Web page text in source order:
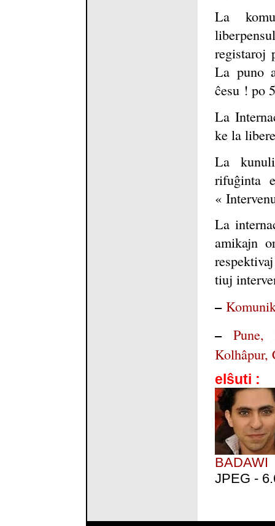
La
registaroj
La puno
ĉesu ! po
La
ke la
La
rifuĝinta
«
La
amikajn
tiuj
–
–
Kolhâpur,
elŝuti :
BADAWI
JPEG -